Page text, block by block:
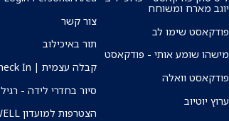
יוגב מארח ומשוחח
פודקאסט שימו לב
מישהו שומע אותי - פודקאסט
פודקאסט וואלה
ערוץ יוטיוב
צור קשר
תור באיכילוב
קבלה עצמית | Check In
סיור בחדרי לידה - רגיל
הצטרפות למועדון BEWELL